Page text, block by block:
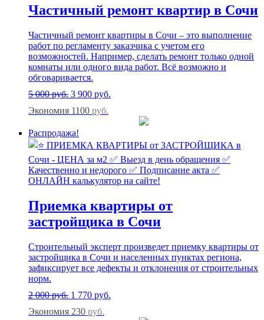
Частичный ремонт квартир в Сочи
Частичный ремонт квартиры в Сочи – это выполнение
работ по регламенту заказчика с учетом его
возможностей. Например, сделать ремонт только одной
комнаты или одного вида работ. Всё возможно и
обговаривается.
5 000руб. 3 900 руб.
Экономия 1100 руб.
Распродажа!
Приемка квартиры от
застройщика в Сочи
Строительный эксперт произведет приемку квартиры от
застройщика в Сочи и населенных пунктах региона,
зафиксирует все дефекты и отклонения от строительных
норм.
2 000руб. 1 770 руб.
Экономия 230 руб.